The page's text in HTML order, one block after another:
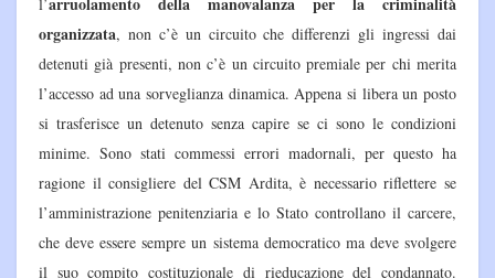
organizzata, non c’è un circuito che differenzi gli ingressi dai
detenuti già presenti, non c’è un circuito premiale per chi merita
l’accesso ad una sorveglianza dinamica. Appena si libera un posto
si trasferisce un detenuto senza capire se ci sono le condizioni
minime. Sono stati commessi errori madornali, per questo ha
ragione il consigliere del CSM Ardita, è necessario riflettere se
l’amministrazione penitenziaria e lo Stato controllano il carcere,
che deve essere sempre un sistema democratico ma deve svolgere
il suo compito costituzionale di rieducazione del condannato.